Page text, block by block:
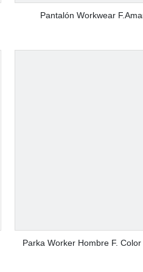
Pantalón Workwear
Parka Worker Hombre F.